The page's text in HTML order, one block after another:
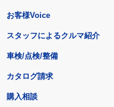
お客様Voice
スタッフによるクルマ紹介
車検/点検/整備
カタログ請求
購入相談